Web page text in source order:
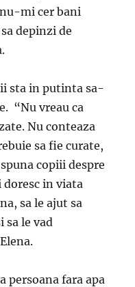
mi cer bani
depinzi de
ii sta in putinta sa-
“Nu vreau ca
Nu conteaza
sa fie curate,
copiii despre
in viata
sa le ajut sa
sa le vad
persoana fara apa